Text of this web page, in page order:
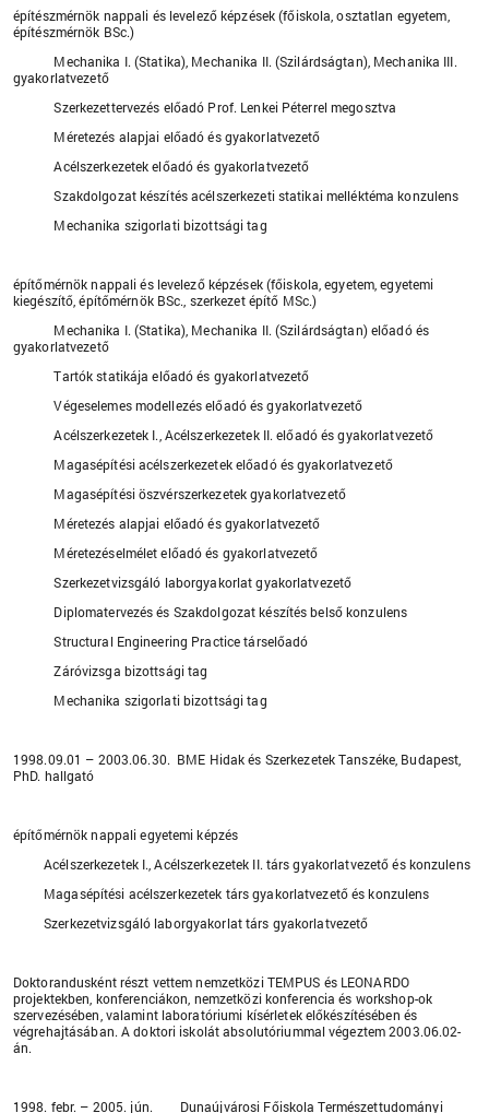
építészmérnök nappali és levelező képzések (főiskola, osztatlan egyetem,
építészmérnök BSc.)
Mechanika I. (Statika), Mechanika II. (Szilárdságtan), Mechanika III.
gyakorlatvezető
Szerkezettervezés előadó Prof. Lenkei Péterrel megosztva
Méretezés alapjai előadó és gyakorlatvezető
Acélszerkezetek előadó és gyakorlatvezető
Szakdolgozat készítés acélszerkezeti statikai melléktéma konzulens
Mechanika szigorlati bizottsági tag
építőmérnök nappali és levelező képzések (főiskola, egyetem, egyetemi
kiegészítő, építőmérnök BSc., szerkezet építő MSc.)
Mechanika I. (Statika), Mechanika II. (Szilárdságtan) előadó és
gyakorlatvezető
Tartók statikája előadó és gyakorlatvezető
Végeselemes modellezés előadó és gyakorlatvezető
Acélszerkezetek I., Acélszerkezetek II. előadó és gyakorlatvezető
Magasépítési acélszerkezetek előadó és gyakorlatvezető
Magasépítési öszvérszerkezetek gyakorlatvezető
Méretezés alapjai előadó és gyakorlatvezető
Méretezéselmélet előadó és gyakorlatvezető
Szerkezetvizsgáló laborgyakorlat gyakorlatvezető
Diplomatervezés és Szakdolgozat készítés belső konzulens
Structural Engineering Practice társelőadó
Záróvizsga bizottsági tag
Mechanika szigorlati bizottsági tag
1998.09.01 – 2003.06.30. BME Hidak és Szerkezetek Tanszéke, Budapest,
PhD. hallgató
építőmérnök nappali egyetemi képzés
Acélszerkezetek I., Acélszerkezetek II. társ gyakorlatvezető és konzulens
Magasépítési acélszerkezetek társ gyakorlatvezető és konzulens
Szerkezetvizsgáló laborgyakorlat társ gyakorlatvezető
Doktorandusként részt vettem nemzetközi TEMPUS és LEONARDO
projektekben, konferenciákon, nemzetközi konferencia és workshop-ok
szervezésében, valamint laboratóriumi kísérletek előkészítésében és
végrehajtásában. A doktori iskolát absolutóriummal végeztem 2003.06.02-
án.
1998. febr. – 2005. jún. Dunaújvárosi Főiskola Természettudományi